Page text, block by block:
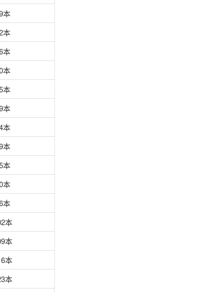
本
本
本
本
本
本
本
本
本
本
本
本
本
本
本